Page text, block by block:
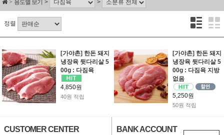
용도별 보기
정렬
[가야촌] 한돈 돼지
냉장육 뒷다리살 5
00g : 다짐육
4,850원
40원 적립
[가야촌] 한돈 돼지
냉장육 뒷다리살 5
00g : 다짐육 지방
없음
5,250원
50원 적립
CUSTOMER CENTER BANK ACCOUNT